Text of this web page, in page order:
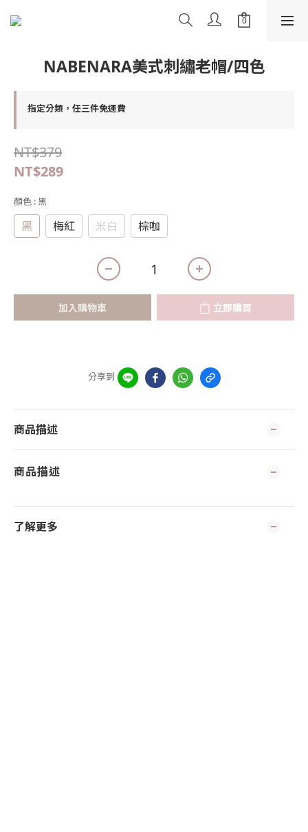
NABENARA美式刺繡老帽/四色
指定分類，任三件免運費
NT$379
NT$289
顏色 : 黑
黑 梅紅 米白 棕咖
加入購物車 立即購買
分享到
商品描述
商品描述
了解更多